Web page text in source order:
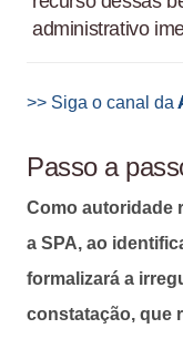
administrativo
>> Siga o canal da
Passo a
Como autoridade
a SPA, ao
formalizará a
constatação, que